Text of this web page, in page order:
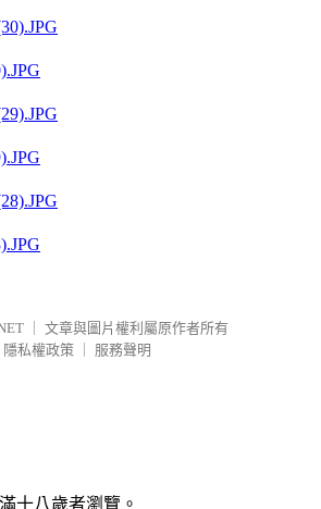
文章與圖片權利屬原作者所有
隱私權政策
服務聲明
十八歲者瀏覽。